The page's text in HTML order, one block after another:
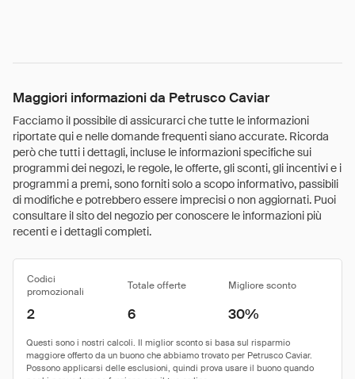
Maggiori informazioni da Petrusco Caviar
Facciamo il possibile di assicurarci che tutte le informazioni
riportate qui e nelle domande frequenti siano accurate. Ricorda
però che tutti i dettagli, incluse le informazioni specifiche sui
programmi dei negozi, le regole, le offerte, gli sconti, gli incentivi e i
programmi a premi, sono forniti solo a scopo informativo, passibili
di modifiche e potrebbero essere imprecisi o non aggiornati. Puoi
consultare il sito del negozio per conoscere le informazioni più
recenti e i dettagli completi.
Codici
promozionali
Totale offerte Migliore sconto
2 6 30%